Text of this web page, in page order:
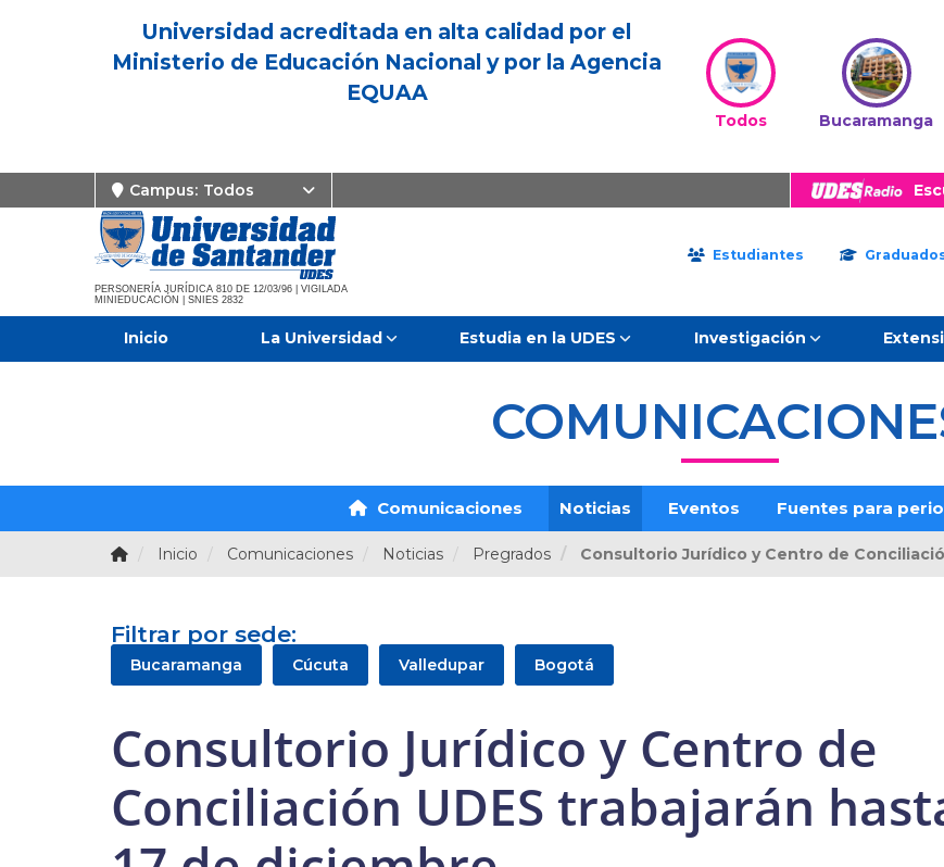
Universidad acreditada en alta calidad por el
Ministerio de Educación Nacional y por la Agencia
EQUAA
Todos Bucaramanga
Campus: Todos
PERSONERÍA JURÍDICA 810 DE 12/03/96 | VIGILADA
MINIEDUCACIÓN | SNIES 2832
Estudiantes
Inicio La Universidad Estudia en la UDES Investigación
Comunicaciones Noticias Eventos Fuentes para
Inicio Comunicaciones Noticias Pregrados Consultorio Jurídico y Centro de
Filtrar por sede:
Bucaramanga Cúcuta Valledupar Bogotá
Consultorio Jurídico y Centro de
Conciliación UDES trabajarán